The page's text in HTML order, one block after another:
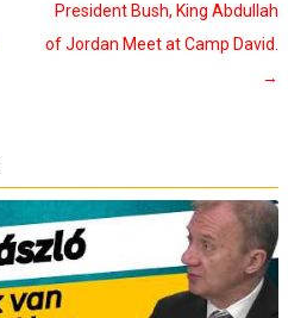
President Bush, King Abdullah
of Jordan Meet at Camp David.
→